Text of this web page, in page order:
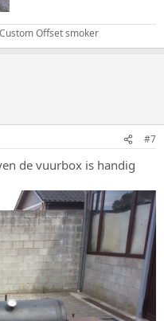
Offset smoker
#7
de vuurbox is handig